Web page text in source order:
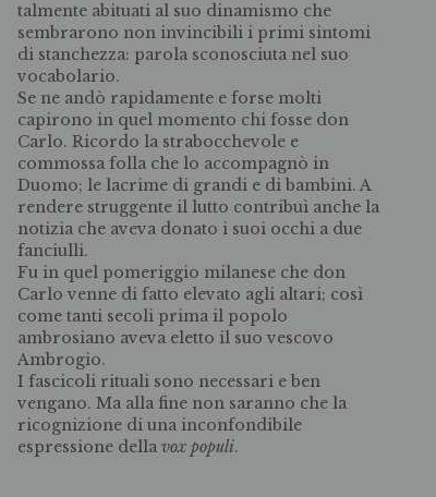
talmente abituati al suo dinamismo che
sembrarono non invincibili i primi sintomi
di stanchezza: parola sconosciuta nel suo
vocabolario.
Se ne andò rapidamente e forse molti
capirono in quel momento chi fosse don
Carlo. Ricordo la strabocchevole e
commossa folla che lo accompagnò in
Duomo; le lacrime di grandi e di bambini. A
rendere struggente il lutto contribuì anche la
notizia che aveva donato i suoi occhi a due
fanciulli.
Fu in quel pomeriggio milanese che don
Carlo venne di fatto elevato agli altari; così
come tanti secoli prima il popolo
ambrosiano aveva eletto il suo vescovo
Ambrogio.
I fascicoli rituali sono necessari e ben
vengano. Ma alla fine non saranno che la
ricognizione di una inconfondibile
espressione dellavox populi.